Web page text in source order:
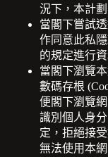
況下，本計
當閣下嘗試
作同意此私
的規定進行
當閣下瀏覽
數碼存根
便閣下瀏覽
識別個人身
定，拒絕接
無法使用本